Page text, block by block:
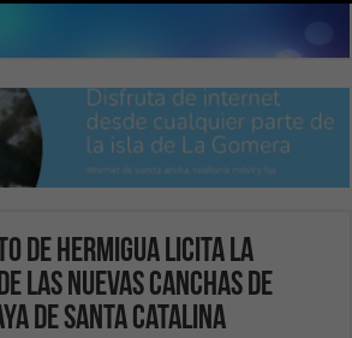
de Hermigua licita la
las nuevas Canchas de
de Santa Catalina